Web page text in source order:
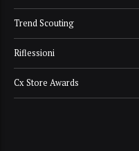
Trend Scouting
Riflessioni
Cx Store Awards